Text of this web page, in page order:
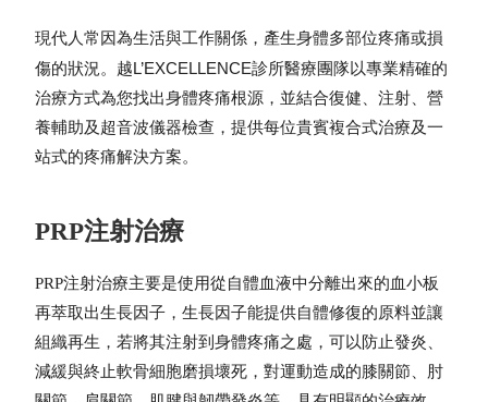
現代人常因為生活與工作關係，產生身體多部位疼痛或損
傷的狀況。 越L’EXCELLENCE診所醫療團隊以專業精確的
治療方式為您找出身體疼痛根源，並結合復健、注射、營
養輔助及超音波儀器檢查，提供每位貴賓複合式治療及一
站式的疼痛解決方案。
PRP注射治療
PRP注射治療主要是使用從自體血液中分離出來的血小板
再萃取出生長因子，生長因子能提供自體修復的原料並讓
組織再生，若將其注射到身體疼痛之處，可以防止發炎、
減緩與終止軟骨細胞磨損壞死，對運動造成的膝關節、肘